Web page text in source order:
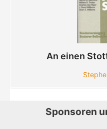
An einen
Sponsoren